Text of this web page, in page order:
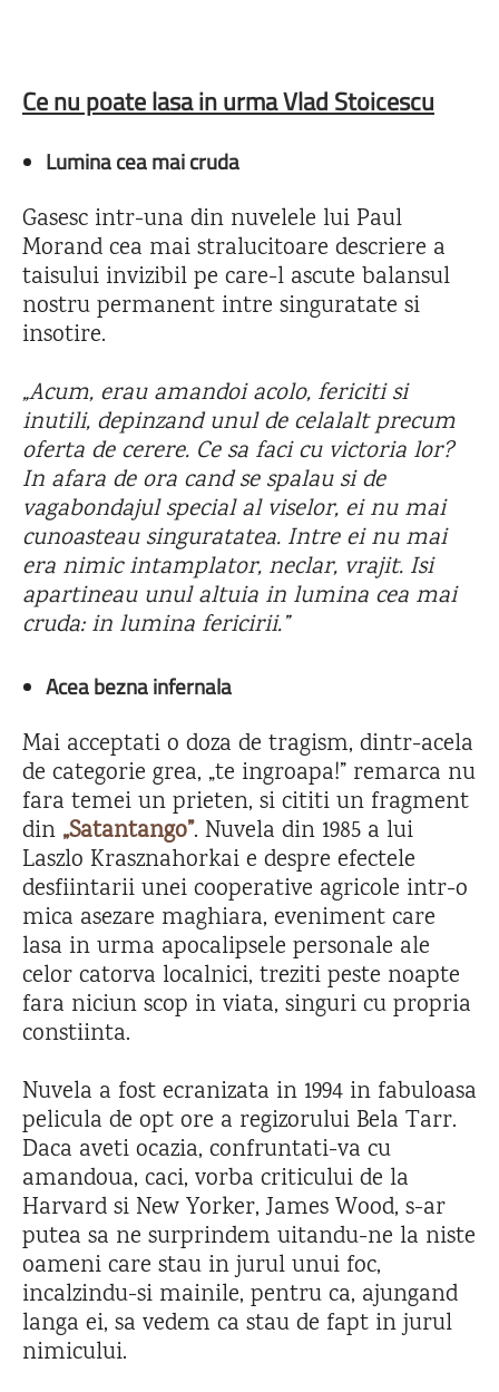
Ce nu poate lasa in urma Vlad Stoicescu
Lumina cea mai cruda
Gasesc intr-una din nuvelele lui Paul
Morand cea mai stralucitoare descriere a
taisului invizibil pe care-l ascute balansul
nostru permanent intre singuratate si
insotire.
„Acum, erau amandoi acolo, fericiti si
inutili, depinzand unul de celalalt precum
oferta de cerere. Ce sa faci cu victoria lor?
In afara de ora cand se spalau si de
vagabondajul special al viselor, ei nu mai
cunoasteau singuratatea. Intre ei nu mai
era nimic intamplator, neclar, vrajit. Isi
apartineau unul altuia in lumina cea mai
cruda: in lumina fericirii.”
Acea bezna infernala
Mai acceptati o doza de tragism, dintr-acela
de categorie grea, „te ingroapa!” remarca nu
fara temei un prieten, si cititi un fragment
din „Satantango”. Nuvela din 1985 a lui
Laszlo Krasznahorkai e despre efectele
desfiintarii unei cooperative agricole intr-o
mica asezare maghiara, eveniment care
lasa in urma apocalipsele personale ale
celor catorva localnici, treziti peste noapte
fara niciun scop in viata, singuri cu propria
constiinta.
Nuvela a fost ecranizata in 1994 in fabuloasa
pelicula de opt ore a regizorului Bela Tarr.
Daca aveti ocazia, confruntati-va cu
amandoua, caci, vorba criticului de la
Harvard si New Yorker, James Wood, s-ar
putea sa ne surprindem uitandu-ne la niste
oameni care stau in jurul unui foc,
incalzindu-si mainile, pentru ca, ajungand
langa ei, sa vedem ca stau de fapt in jurul
nimicului.